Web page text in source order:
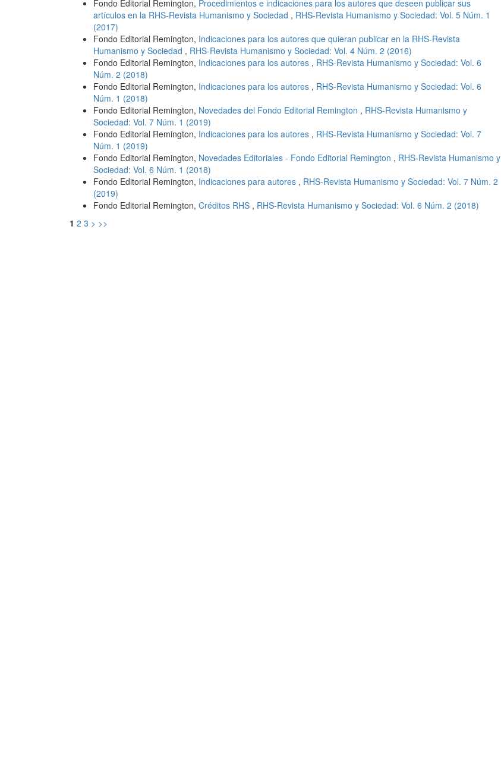
Fondo Editorial Remington, Procedimientos e indicaciones para los autores que deseen publicar sus
artículos en la RHS-Revista Humanismo y Sociedad , RHS-Revista Humanismo y Sociedad: Vol. 5 Núm. 1
(2017)
Fondo Editorial Remington, Indicaciones para los autores que quieran publicar en la RHS-Revista
Humanismo y Sociedad , RHS-Revista Humanismo y Sociedad: Vol. 4 Núm. 2 (2016)
Fondo Editorial Remington, Indicaciones para los autores , RHS-Revista Humanismo y Sociedad: Vol. 6
Núm. 2 (2018)
Fondo Editorial Remington, Indicaciones para los autores , RHS-Revista Humanismo y Sociedad: Vol. 6
Núm. 1 (2018)
Fondo Editorial Remington, Novedades del Fondo Editorial Remington , RHS-Revista Humanismo y
Sociedad: Vol. 7 Núm. 1 (2019)
Fondo Editorial Remington, Indicaciones para los autores , RHS-Revista Humanismo y Sociedad: Vol. 7
Núm. 1 (2019)
Fondo Editorial Remington, Novedades Editoriales - Fondo Editorial Remington , RHS-Revista Humanismo y
Sociedad: Vol. 6 Núm. 1 (2018)
Fondo Editorial Remington, Indicaciones para autores , RHS-Revista Humanismo y Sociedad: Vol. 7 Núm. 2
(2019)
Fondo Editorial Remington, Créditos RHS , RHS-Revista Humanismo y Sociedad: Vol. 6 Núm. 2 (2018)
1 2 3 > >>